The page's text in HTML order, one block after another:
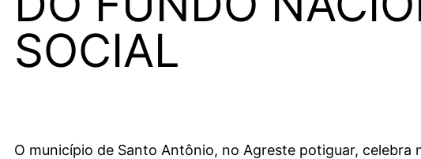
SOCIAL
O município de Santo Antônio, no Agreste potiguar,